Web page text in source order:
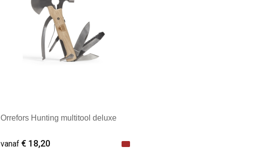
Orrefors Hunting multitool deluxe
vanaf € 18,20